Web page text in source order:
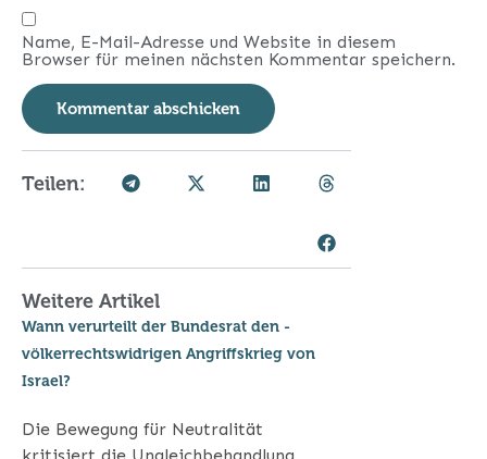
Name, E-Mail-Adresse und Website in diesem
Browser für meinen nächsten Kommentar speichern.
Teilen:
Weitere Artikel
Wann verurteilt der Bundesrat den ­
völkerrechtswidrigen Angriffskrieg von
Israel?
Die Bewegung für Neutralität
kritisiert die Ungleichbehandlung